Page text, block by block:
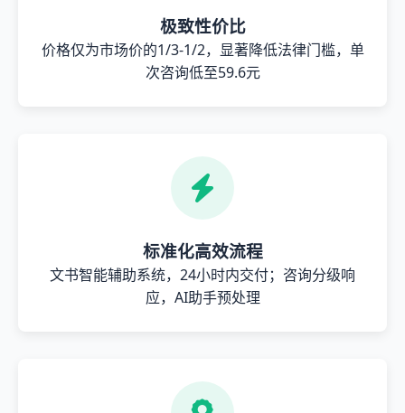
极致性价比
价格仅为市场价的1/3-1/2，显著降低法律门槛，单
次咨询低至59.6元
标准化高效流程
文书智能辅助系统，24小时内交付；咨询分级响
应，AI助手预处理